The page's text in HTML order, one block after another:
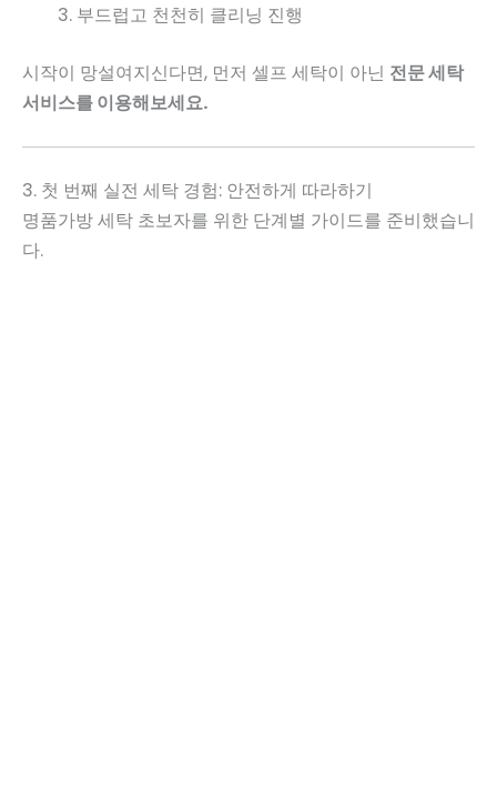
부드럽고 천천히 클리닝 진행
시작이 망설여지신다면, 먼저 셀프 세탁이 아닌 전문 세탁
서비스를 이용해보세요.
3. 첫 번째 실전 세탁 경험: 안전하게 따라하기
명품가방 세탁 초보자를 위한 단계별 가이드를 준비했습니
다.